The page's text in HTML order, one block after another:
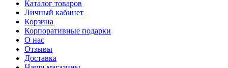
Каталог товаров
Личный кабинет
Корзина
Корпоративные подарки
О нас
Отзывы
Доставка